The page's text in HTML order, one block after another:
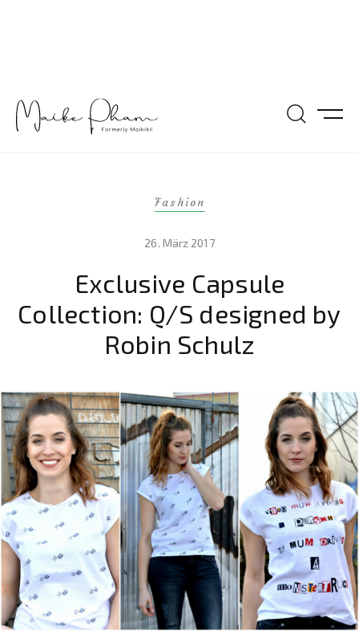
Fashion
26. März 2017
Exclusive Capsule
Collection: Q/S designed by
Robin Schulz